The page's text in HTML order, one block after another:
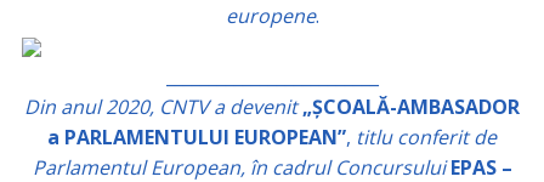
europene.
Din anul 2020, CNTV a devenit „ȘCOALĂ-AMBASADOR
a PARLAMENTULUI EUROPEAN”, titlu conferit de
Parlamentul European, în cadrul Concursului EPAS –